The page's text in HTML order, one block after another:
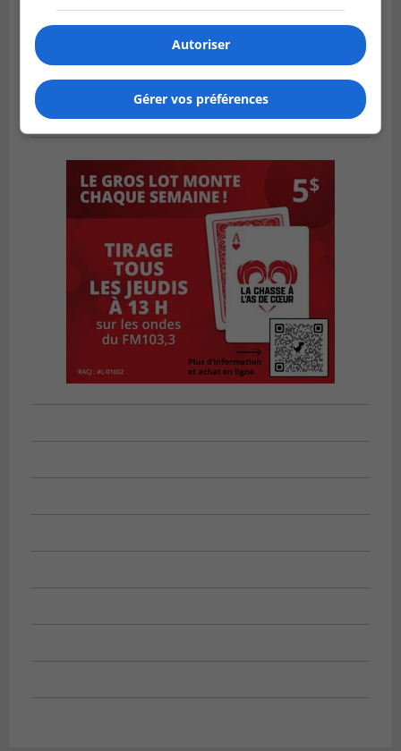
Autoriser
Gérer vos préférences